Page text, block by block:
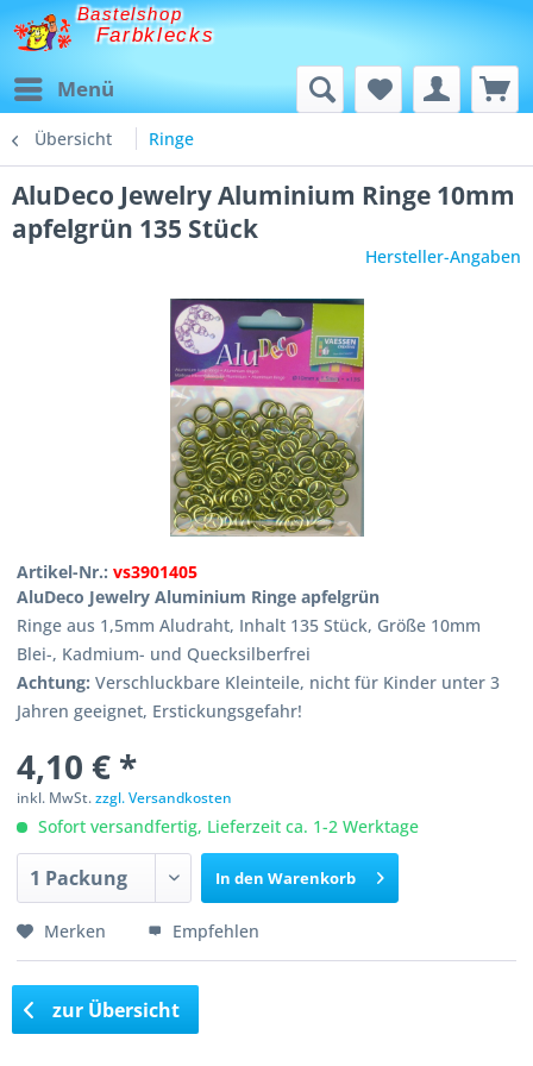
Bastelshop
Farbklecks
Menü
Übersicht Ringe
AluDeco Jewelry Aluminium Ringe 10mm
apfelgrün 135 Stück
Hersteller-Angaben
Artikel-Nr.:vs3901405
AluDeco Jewelry Aluminium Ringe apfelgrün
Ringe aus 1,5mm Aludraht, Inhalt 135 Stück, Größe 10mm
Blei-, Kadmium- und Quecksilberfrei
Achtung: Verschluckbare Kleinteile, nicht für Kinder unter 3
Jahren geeignet, Erstickungsgefahr!
4,10 € *
inkl. MwSt.zzgl. Versandkosten
Sofort versandfertig, Lieferzeit ca. 1-2 Werktage
In den Warenkorb
Merken Empfehlen
zur Übersicht